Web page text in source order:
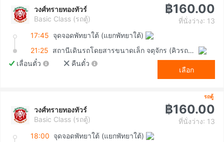
วงศ์ทรายทองทัวร์
Basic Class (รถตู้)
฿160.00
ที่นั่งว่าง: 13
17:45 จุดจอดพัทยาใต้ (แยกพัทยาใต้)
21:25
สถานีเดินรถโดยสารขนาดเล็ก จตุจักร (คิวรถตู้หมอชิต 2)
เลื่อนตั๋ว
คืนตั๋ว
เลือก
รถตู้
วงศ์ทรายทองทัวร์
Basic Class (รถตู้)
฿160.00
ที่นั่งว่าง: 13
18:00 จุดจอดพัทยาใต้ (แยกพัทยาใต้)